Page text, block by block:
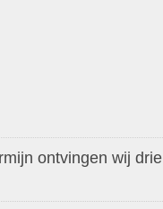
ontvingen wij drie